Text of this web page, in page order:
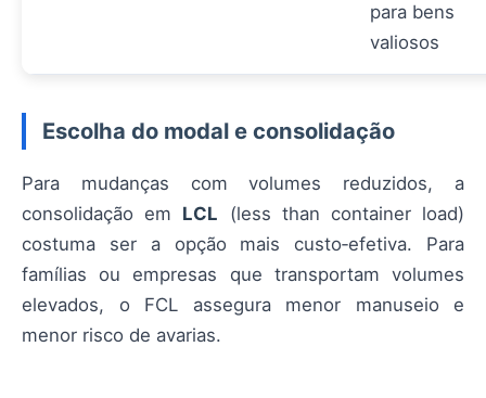
para bens
valiosos
Escolha do modal e consolidação
Para mudanças com volumes reduzidos, a
consolidação em LCL (less than container load)
costuma ser a opção mais custo‑efetiva. Para
famílias ou empresas que transportam volumes
elevados, o FCL assegura menor manuseio e
menor risco de avarias.